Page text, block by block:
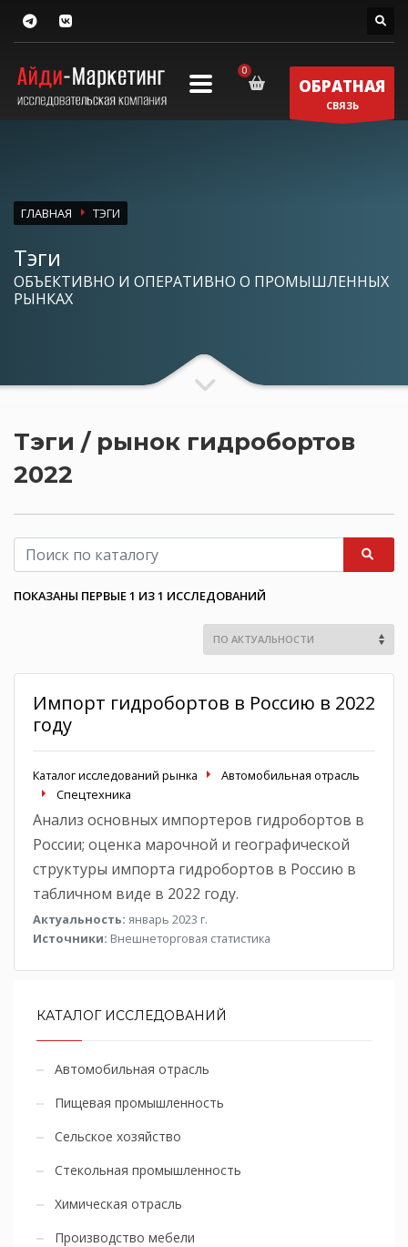
ОБРАТНАЯ
СВЯЗЬ
ГЛАВНАЯ ТЭГИ
Тэги
ОБЪЕКТИВНО И ОПЕРАТИВНО О ПРОМЫШЛЕННЫХ
РЫНКАХ
Тэги / рынок гидробортов
2022
ПОКАЗАНЫ ПЕРВЫЕ 1 ИЗ 1 ИССЛЕДОВАНИЙ
Импорт гидробортов в Россию в 2022
году
Каталог исследований рынка
Автомобильная отрасль
Спецтехника
Анализ основных импортеров гидробортов в
России; оценка марочной и географической
структуры импорта гидробортов в Россию в
табличном виде в 2022 году.
Актуальность: январь 2023 г.
Источники: Внешнеторговая статистика
КАТАЛОГ ИССЛЕДОВАНИЙ
Автомобильная отрасль
Пищевая промышленность
Сельское хозяйство
Стекольная промышленность
Химическая отрасль
Производство мебели